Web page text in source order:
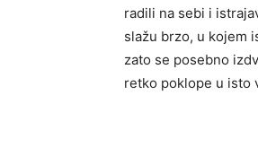
radili na sebi i
slažu brzo, u kojem
zato se posebno
retko poklope u isto